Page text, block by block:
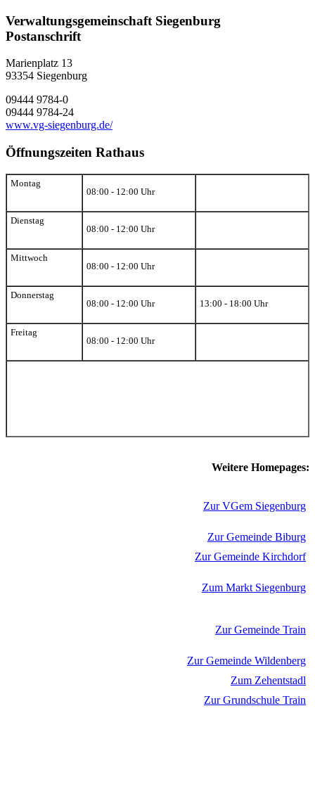
Verwaltungsgemeinschaft Siegenburg
Postanschrift
Marienplatz 13
93354 Siegenburg
09444 9784-0
09444 9784-24
www.vg-siegenburg.de/
Öffnungszeiten Rathaus
Montag
08:00 - 12:00 Uhr
Dienstag
08:00 - 12:00 Uhr
Mittwoch
08:00 - 12:00 Uhr
Donnerstag
08:00 - 12:00 Uhr
13:00 - 18:00 Uhr
Freitag
08:00 - 12:00 Uhr
Weitere Homepages:
Zur VGem Siegenburg
Zur Gemeinde Biburg
Zur Gemeinde Kirchdorf
Zum Markt Siegenburg
Zur Gemeinde Train
Zur Gemeinde Wildenberg
Zum Zehentstadl
Zur Grundschule Train